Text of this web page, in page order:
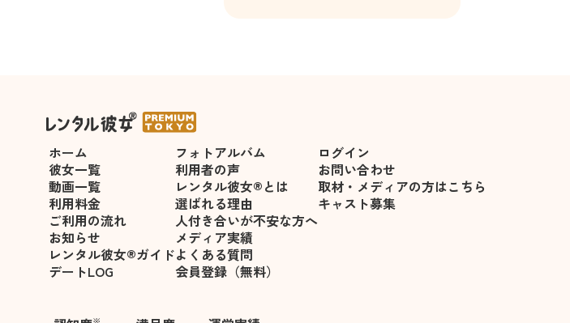
ホーム
彼女一覧
動画一覧
利用料金
ご利用の流れ
お知らせ
レンタル彼女®ガイド
デートLOG
フォトアルバム
利用者の声
レンタル彼女®とは
選ばれる理由
人付き合いが不安な方へ
メディア実績
よくある質問
会員登録（無料）
ログイン
お問い合わせ
取材・メディアの方はこちら
キャスト募集